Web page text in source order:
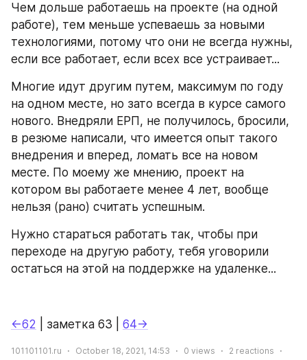
Чем дольше работаешь на проекте (на одной
работе), тем меньше успеваешь за новыми
технологиями, потому что они не всегда нужны,
если все работает, если всех все устраивает...
Многие идут другим путем, максимум по году
на одном месте, но зато всегда в курсе самого
нового. Внедряли ЕРП, не получилось, бросили,
в резюме написали, что имеется опыт такого
внедрения и вперед, ломать все на новом
месте. По моему же мнению, проект на
котором вы работаете менее 4 лет, вообще
нельзя (рано) считать успешным.
Нужно стараться работать так, чтобы при
переходе на другую работу, тебя уговорили
остаться на этой на поддержке на удаленке...
←62 | заметка 63 | 64→
101101101.ru October 18, 2021, 14:53 0 views 2 reactions